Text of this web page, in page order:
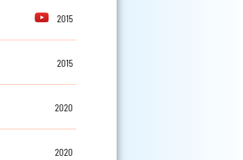
2015
2015
2020
2020